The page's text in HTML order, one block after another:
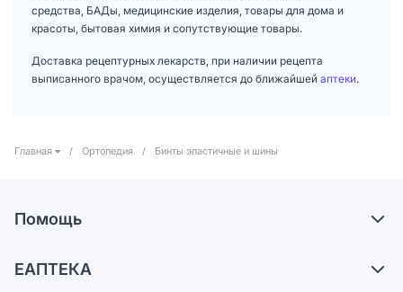
средства, БАДы, медицинские изделия, товары для дома и
красоты, бытовая химия и сопутствующие товары.
Доставка рецептурных лекарств, при наличии рецепта
выписанного врачом, осуществляется до ближайшей аптеки.
Главная / Ортопедия / Бинты эластичные и шины
Помощь
Самовывоз из аптек
ЕАПТЕКА